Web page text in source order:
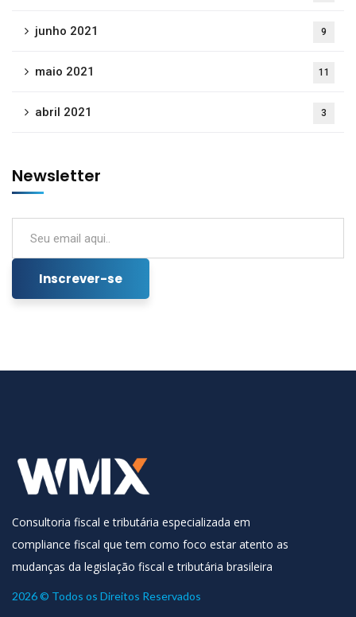
junho 2021 9
maio 2021 11
abril 2021 3
Newsletter
Consultoria fiscal e tributária especializada em
compliance fiscal que tem como foco estar atento as
mudanças da legislação fiscal e tributária brasileira
2026 © Todos os Direitos Reservados